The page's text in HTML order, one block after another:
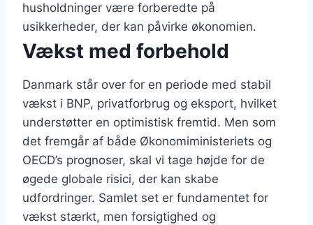
husholdninger være forberedte på
usikkerheder, der kan påvirke økonomien.
Vækst med forbehold
Danmark står over for en periode med stabil
vækst i BNP, privatforbrug og eksport, hvilket
understøtter en optimistisk fremtid. Men som
det fremgår af både Økonomiministeriets og
OECD’s prognoser, skal vi tage højde for de
øgede globale risici, der kan skabe
udfordringer. Samlet set er fundamentet for
vækst stærkt, men forsigtighed og